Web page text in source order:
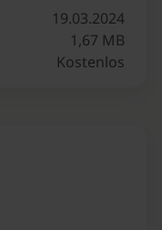
19.03.2024
1,67 MB
Kostenlos